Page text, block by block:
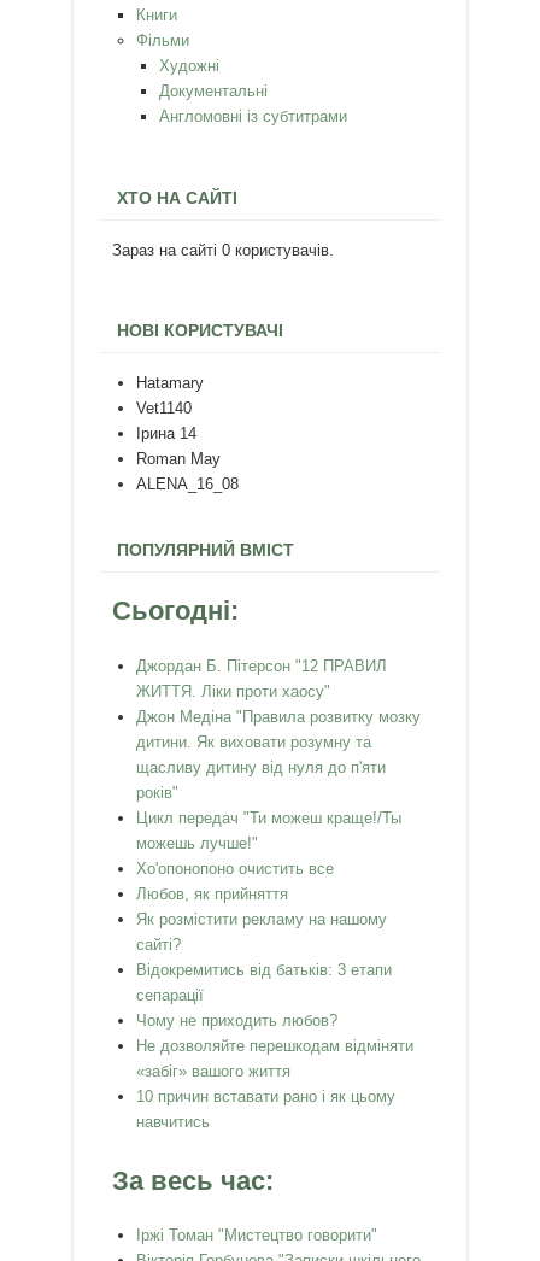
Книги
Фільми
Художні
Документальні
Англомовні із субтитрами
ХТО НА САЙТІ
Зараз на сайті 0 користувачів.
НОВІ КОРИСТУВАЧІ
Hatamary
Vet1140
Ірина 14
Roman May
ALENA_16_08
ПОПУЛЯРНИЙ ВМІСТ
Сьогодні:
Джордан Б. Пітерсон "12 ПРАВИЛ
ЖИТТЯ. Ліки проти хаосу"
Джон Медіна "Правила розвитку мозку
дитини. Як виховати розумну та
щасливу дитину від нуля до п'яти
років"
Цикл передач "Ти можеш краще!/Ты
можешь лучше!"
Хо'опонопоно очистить все
Любов, як прийняття
Як розмістити рекламу на нашому
сайті?
Відокремитись від батьків: 3 етапи
сепарації
Чому не приходить любов?
Не дозволяйте перешкодам відміняти
«забіг» вашого життя
10 причин вставати рано і як цьому
навчитись
За весь час:
Іржі Томан "Мистецтво говорити"